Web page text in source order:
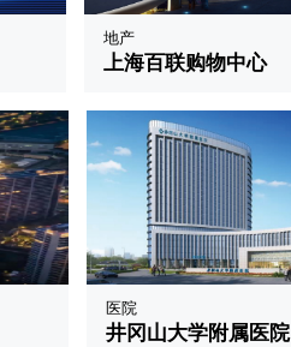
地产
上海百联购物中心
医院
井冈山大学附属医院